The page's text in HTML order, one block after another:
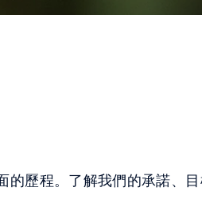
歷程。了解我們的承諾、